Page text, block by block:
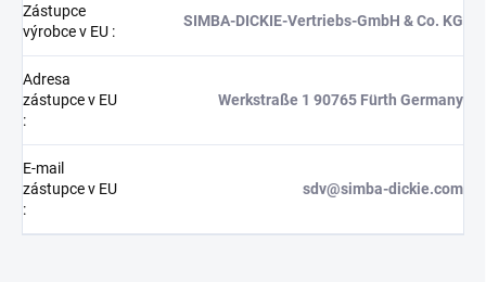
Zástupce
výrobce v EU :
SIMBA-DICKIE-Vertriebs-GmbH & Co. KG
Adresa
zástupce v EU
:
Werkstraße 1 90765 Fürth Germany
E-mail
zástupce v EU
:
sdv@simba-dickie.com